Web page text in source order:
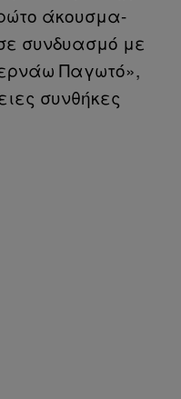
άκουσμα-
συνδυασμό με
Παγωτό»,
συνθήκες